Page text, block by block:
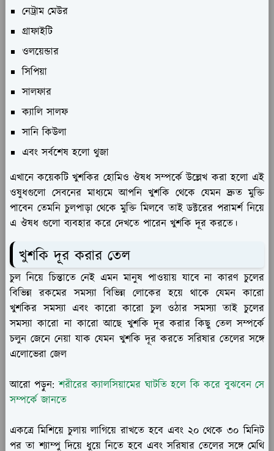
নেট্রাম মেউর
গ্রাফাইটি
ওলয়েন্ডার
সিপিয়া
সালফার
ক্যালি সালফ
সানি কিউলা
এবং সর্বশেষ হলো থুজা
এখানে কয়েকটি খুশকির হোমিও ঔষধ সম্পর্কে উল্লেখ করা হলো এই
ওষুধগুলো সেবনের মাধ্যমে আপনি খুশকি থেকে যেমন দ্রুত মুক্তি
পাবেন তেমনি চুলপাড়া থেকে মুক্তি মিলবে তাই ডক্টরের পরামর্শ নিয়ে
এ ঔষধ গুলো ব্যবহার করে দেখতে পারেন খুশকি দূর করতে।
খুশকি দূর করার তেল
চুল নিয়ে চিন্তাতে নেই এমন মানুষ পাওয়ায় যাবে না কারণ চুলের
বিভিন্ন রকমের সমস্যা বিভিন্ন লোকের হয়ে থাকে যেমন কারো
খুশকির সমস্যা এবং কারো কারো চুল ওঠার সমস্যা তাই চুলের
সমস্যা কারো না কারো আছে খুশকি দূর করার কিছু তেল সম্পর্কে
চলুন জেনে নেয়া যাক যেমন খুশকি দূর করতে সরিষার তেলের সঙ্গে
এলোভেরা জেল
আরো পড়ুন:শরীরের ক্যালসিয়ামের ঘাটতি হলে কি করে বুঝবেন সে
সম্পর্কে জানতে
একত্রে মিশিয়ে চুলায় লাগিয়ে রাখতে হবে এবং ২০ থেকে ৩০ মিনিট
পর তা শ্যাম্পু দিয়ে ধুয়ে নিতে হবে এবং সরিষার তেলের সঙ্গে মেথি